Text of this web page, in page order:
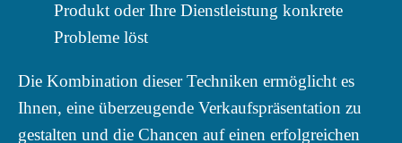
Produkt oder Ihre Dienstleistung konkrete
Probleme löst
Die Kombination dieser Techniken ermöglicht es
Ihnen, eine überzeugende Verkaufspräsentation zu
gestalten und die Chancen auf einen erfolgreichen